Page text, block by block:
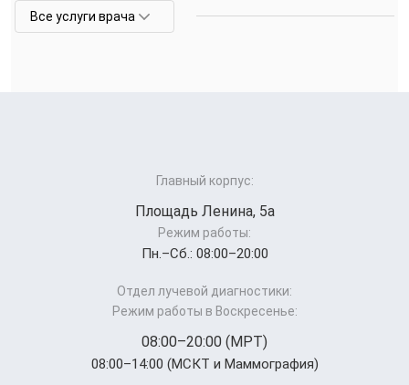
Все услуги врача
Главный корпус:
Площадь Ленина, 5а
Режим работы:
Пн.–Cб.: 08:00–20:00
Отдел лучевой диагностики:
Режим работы в Воскресенье:
08:00–20:00 (МРТ)
08:00–14:00 (МСКТ и Маммография)